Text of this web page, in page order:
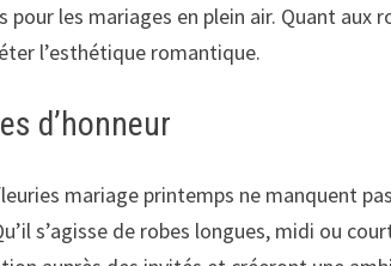
les mariages en plein air. Quant aux
l’esthétique romantique.
d’honneur
mariage printemps ne manquent
s’agisse de robes longues, midi ou